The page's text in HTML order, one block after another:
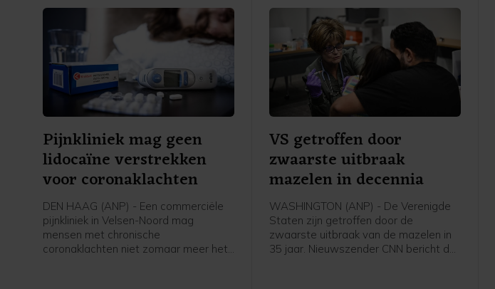
Pijnkliniek mag geen
lidocaïne verstrekken
voor coronaklachten
DEN HAAG (ANP) - Een commerciële
pijnkliniek in Velsen-Noord mag
mensen met chronische
coronaklachten niet zomaar meer het
VS getroffen door
zwaarste uitbraak
mazelen in decennia
WASHINGTON (ANP) - De Verenigde
Staten zijn getroffen door de
zwaarste uitbraak van de mazelen in
35 jaar. Nieuwszender CNN bericht dat